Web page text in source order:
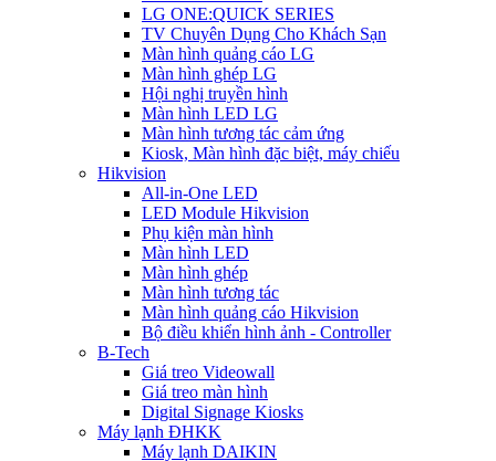
LG ONE:QUICK SERIES
TV Chuyên Dụng Cho Khách Sạn
Màn hình quảng cáo LG
Màn hình ghép LG
Hội nghị truyền hình
Màn hình LED LG
Màn hình tương tác cảm ứng
Kiosk, Màn hình đặc biệt, máy chiếu
Hikvision
All-in-One LED
LED Module Hikvision
Phụ kiện màn hình
Màn hình LED
Màn hình ghép
Màn hình tương tác
Màn hình quảng cáo Hikvision
Bộ điều khiển hình ảnh - Controller
B-Tech
Giá treo Videowall
Giá treo màn hình
Digital Signage Kiosks
Máy lạnh ĐHKK
Máy lạnh DAIKIN